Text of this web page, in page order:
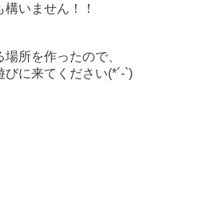
いません！！
所を作ったので、
びに来てください(*´-`)